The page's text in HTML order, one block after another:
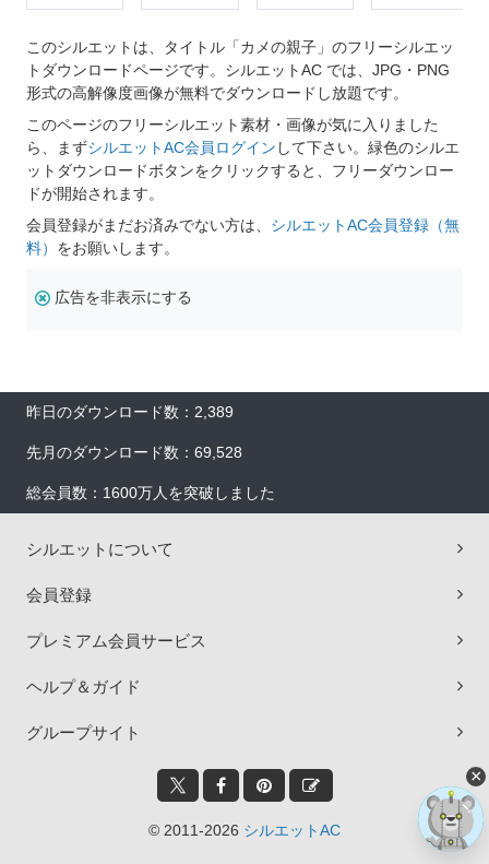
このシルエットは、タイトル「カメの親子」のフリーシルエッ
トダウンロードページです。シルエットAC では、JPG・PNG
形式の高解像度画像が無料でダウンロードし放題です。
このページのフリーシルエット素材・画像が気に入りました
ら、まずシルエットAC会員ログイン して下さい。緑色のシルエ
ットダウンロードボタンをクリックすると、フリーダウンロー
ドが開始されます。
会員登録がまだお済みでない方は、 シルエットAC会員登録（無
料） をお願いします。
広告を非表示にする
昨日のダウンロード数：2,389
先月のダウンロード数：69,528
総会員数：1600万人を突破しました
シルエットについて
会員登録
プレミアム会員サービス
ヘルプ＆ガイド
グループサイト
© 2011-2026 シルエットAC
×